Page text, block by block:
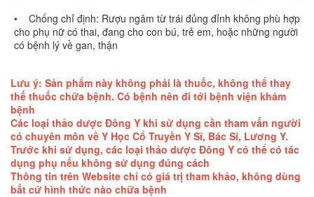
• Chống chỉ định: Rượu ngâm từ trái đủng đỉnh không phù hợp
cho phụ nữ có thai, đang cho con bú, trẻ em, hoặc những người
có bệnh lý về gan, thận
Lưu ý: Sản phẩm này không phải là thuốc, không thể thay
thế thuốc chữa bệnh. Có bệnh nên đi tới bệnh viện khám
bệnh
Các loại thảo dược Đông Y khi sử dụng cần tham vấn người
có chuyên môn về Y Học Cổ Truyền Y Sĩ, Bác Sĩ, Lương Y.
Trước khi sử dụng, các loại thảo dược Đông Y có thể có tác
dụng phụ nếu không sử dụng đúng cách
Thông tin trên Website chỉ có giá trị tham khảo, không dùng
bất cứ hình thức nào chữa bệnh